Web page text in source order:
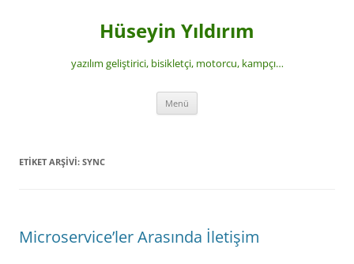
Hüseyin Yıldırım
yazılım geliştirici, bisikletçi, motorcu, kampçı…
Menü
ETIKET ARŞIVI: SYNC
Microservice’ler Arasında İletişim